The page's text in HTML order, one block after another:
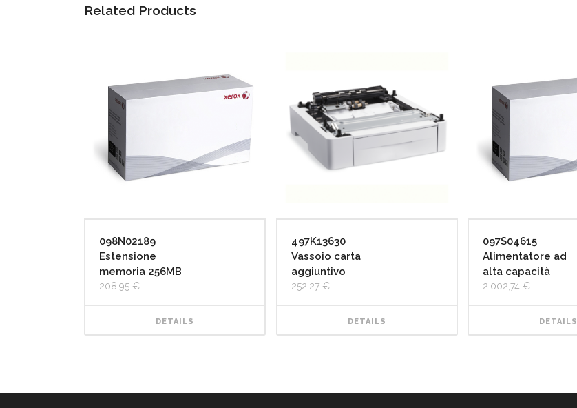
Related Products
098N02189
Estensione
memoria 256MB
208,95 €
DETAILS
497K13630
Vassoio carta
aggiuntivo
252,27 €
DETAILS
097S04615
Alimentatore ad
alta capacità
2.002,74 €
DETAILS